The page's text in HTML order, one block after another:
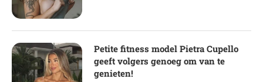
Petite fitness model Pietra Cupello
geeft volgers genoeg om van te
genieten!